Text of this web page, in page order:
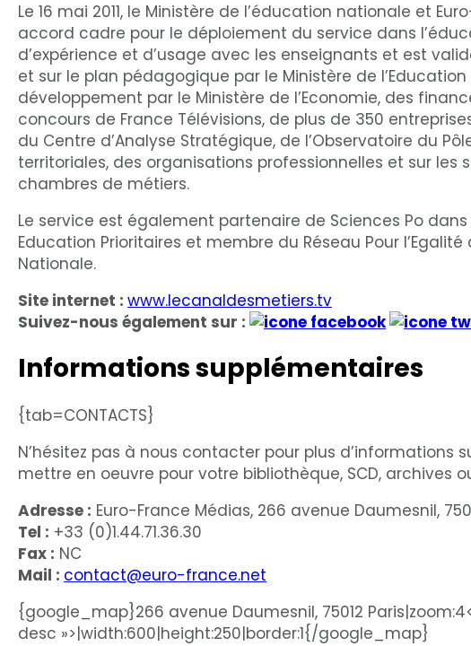
Le 16 mai 2011, le Ministère de l’éducation nationale et
accord cadre pour le déploiement du service dans
d’expérience et d’usage avec les enseignants et est
et sur le plan pédagogique par le Ministère de
développement par le Ministère de l’Economie, des
concours de France Télévisions, de plus de 350
du Centre d’Analyse Stratégique, de l’Observatoire du
territoriales, des organisations professionnelles et sur les
chambres de métiers.
Le service est également partenaire de Sciences Po
Education Prioritaires et membre du Réseau Pour
Nationale.
Site internet : www.lecanaldesmetiers.tv
Suivez-nous également sur :
Informations supplémentaires
{tab=CONTACTS}
N’hésitez pas à nous contacter pour plus d’informations
mettre en oeuvre pour votre bibliothèque, SCD, archives
Adresse : Euro-France Médias, 266 avenue Daumesnil,
Tel : +33 (0)1.44.71.36.30
Fax : NC
Mail : contact@euro-france.net
{google_map}266 avenue Daumesnil, 75012
desc »>|width:600|height:250|border:1{/google_map}